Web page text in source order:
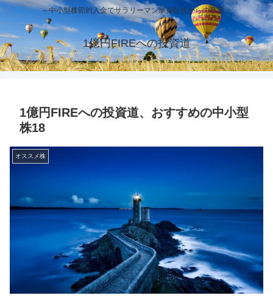
～中小型株節約入金でサラリーマン単身赴任からの卒業～
1億円FIREへの投資道
1億円FIREへの投資道、おすすめの中小型
株18
オススメ株